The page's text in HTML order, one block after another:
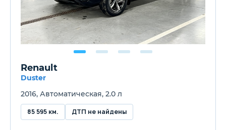
Renault
Duster
2016, Автоматическая, 2.0 л
85 595 км. ДТП не найдены